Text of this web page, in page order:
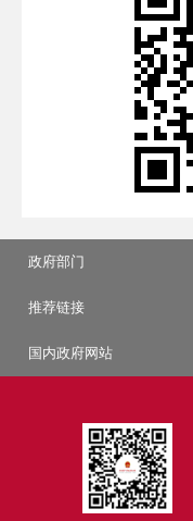
政府部门
推荐链接
国内政府网站